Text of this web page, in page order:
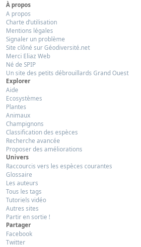
À propos
A propos
Charte d’utilisation
Mentions légales
Signaler un problème
Site clôné sur Géodiversité.net
Merci Eliaz Web
Né de SPIP
Un site des petits débrouillards Grand Ouest
Explorer
Aide
Ecosystèmes
Plantes
Animaux
Champignons
Classification des espèces
Recherche avancée
Proposer des améliorations
Univers
Raccourcis vers les espèces courantes
Glossaire
Les auteurs
Tous les tags
Tutoriels vidéo
Autres sites
Partir en sortie !
Partager
Facebook
Twitter